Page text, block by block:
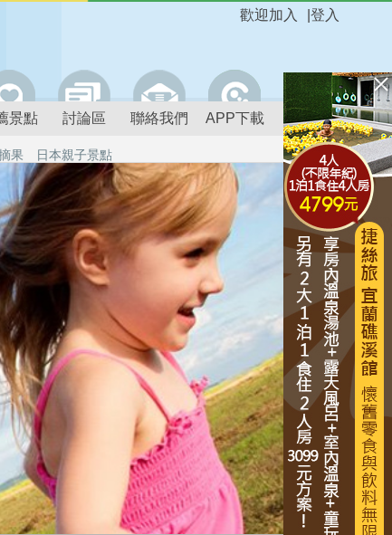
登入
歡迎加入
景點 討論區 聯絡我們 APP下載
果 日本親子景點